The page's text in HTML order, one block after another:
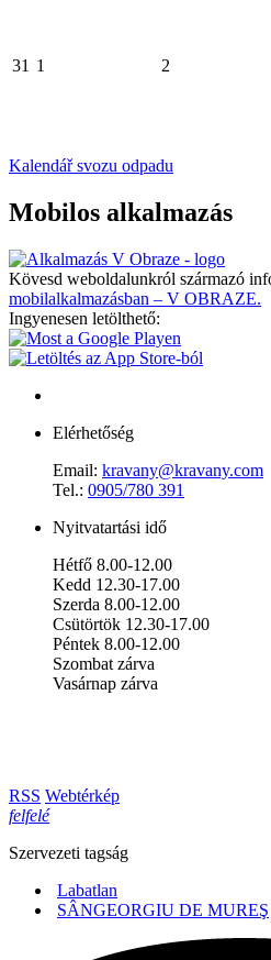
31 1 2
Kalendář svozu odpadu
Mobilos alkalmazás
Kövesd weboldalunkról származó
mobilalkalmazásban – V OBRAZE.
Ingyenesen letölthető:
Elérhetőség
Email: kravany@kravany.com
Tel.: 0905/780 391
Nyitvatartási idő
Hétfő 8.00-12.00
Kedd 12.30-17.00
Szerda 8.00-12.00
Csütörtök 12.30-17.00
Péntek 8.00-12.00
Szombat zárva
Vasárnap zárva
RSS Webtérkép
felfelé
Szervezeti tagság
Labatlan
SÂNGEORGIU DE MUREŞ